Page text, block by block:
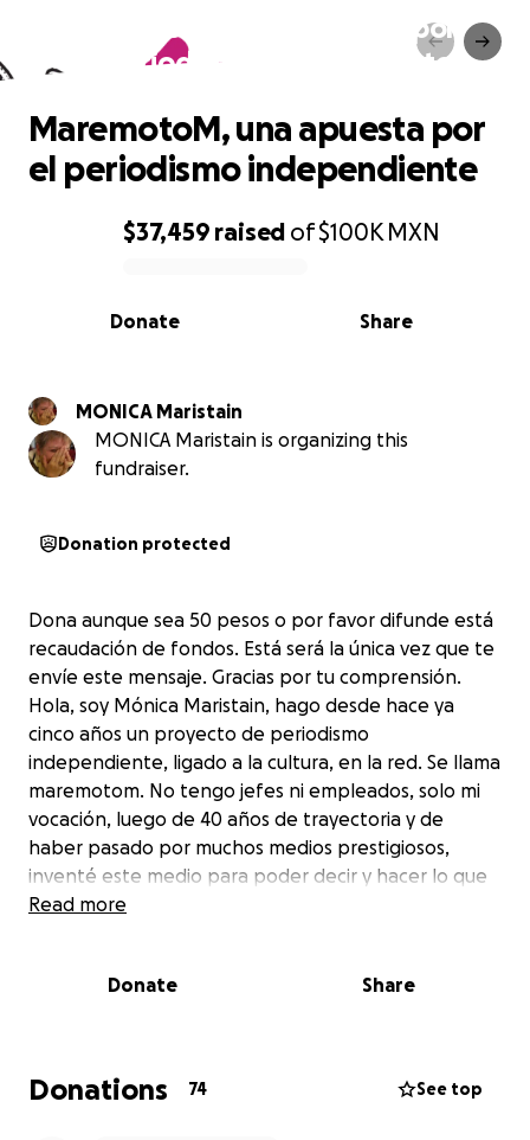
MaremotoM, una apuesta por
el periodismo independiente
0% complete
$37,459 raised of$100K MXN
Share
Donate
MaremotoM, una apuesta por
el periodismo independiente
MONICA Maristain
MONICA Maristain is organizing this
fundraiser.
Donation protected
Dona aunque sea 50 pesos o por favor difunde está
recaudación de fondos. Está será la única vez que te
envíe este mensaje. Gracias por tu comprensión.
Hola, soy Mónica Maristain, hago desde hace ya
cinco años un proyecto de periodismo
independiente, ligado a la cultura, en la red. Se llama
maremotom. No tengo jefes ni empleados, solo mi
vocación, luego de 40 años de trayectoria y de
haber pasado por muchos medios prestigiosos,
inventé este medio para poder decir y hacer lo que
me convence. Hoy, hace cinco años ya que estoy y
de redes y seguir adelante con mi proyecto. Les
por más. Muchas gracias.
Read more
Donate Share
Donations 74 See top